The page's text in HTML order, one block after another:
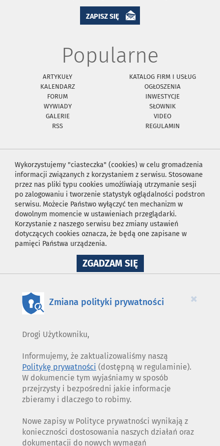
ZAPISZ SIĘ
Popularne
ARTYKUŁY
KATALOG FIRM I USŁUG
KALENDARZ
OGŁOSZENIA
FORUM
INWESTYCJE
WYWIADY
SŁOWNIK
GALERIE
VIDEO
RSS
REGULAMIN
Wykorzystujemy "ciasteczka" (cookies) w celu gromadzenia
informacji związanych z korzystaniem z serwisu. Stosowane
przez nas pliki typu cookies umożliwiają utrzymanie sesji
po zalogowaniu i tworzenie statystyk oglądalności podstron
serwisu. Możecie Państwo wyłączyć ten mechanizm w
dowolnym momencie w ustawieniach przeglądarki.
Korzystanie z naszego serwisu bez zmiany ustawień
dotyczących cookies oznacza, że będą one zapisane w
pamięci Państwa urządzenia.
ZGADZAM SIĘNA
WYKORZYSTANIE
×
Zmiana polityki prywatności
Drogi Użytkowniku,
Informujemy, że zaktualizowaliśmy naszą
Politykę prywatności (dostępną w regulaminie).
W dokumencie tym wyjaśniamy w sposób
przejrzysty i bezpośredni jakie informacje
zbieramy i dlaczego to robimy.
Nowe zapisy w Polityce prywatności wynikają z
konieczności dostosowania naszych działań oraz
dokumentacji do nowych wymagań